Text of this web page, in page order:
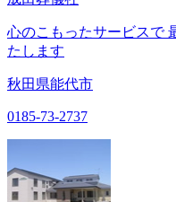
心のこもったサービスで
たします
秋田県能代市
0185-73-2737